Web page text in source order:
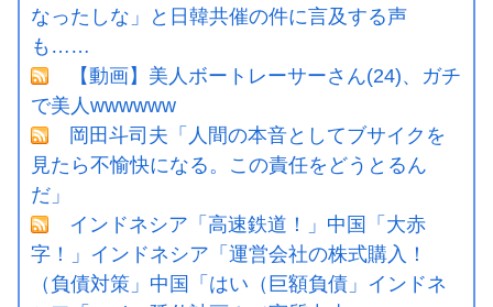
なったしな」と日韓共催の件に言及する声
も……
【動画】美人ボートレーサーさん(24)、ガチ
で美人wwwwww
岡田斗司夫「人間の本音としてブサイクを
見たら不愉快になる。この責任をどうとるん
だ」
インドネシア「高速鉄道！」中国「大赤
字！」インドネシア「運営会社の株式購入！
（負債対策」中国「はい（巨額負債」インドネ